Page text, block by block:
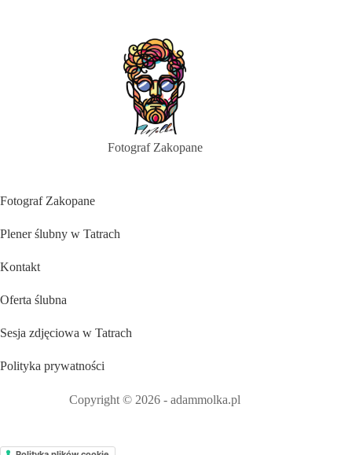
Fotograf Zakopane
Fotograf Zakopane
Plener ślubny w Tatrach
Kontakt
Oferta ślubna
Sesja zdjęciowa w Tatrach
Polityka prywatności
Copyright © 2026 - adammolka.pl